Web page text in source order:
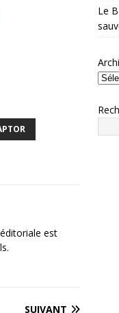
est
SUIVANT
Le